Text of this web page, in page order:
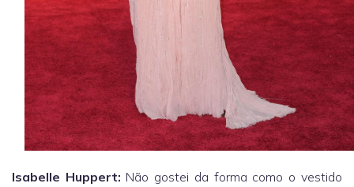
Isabelle Huppert: Não gostei da forma como o vestido